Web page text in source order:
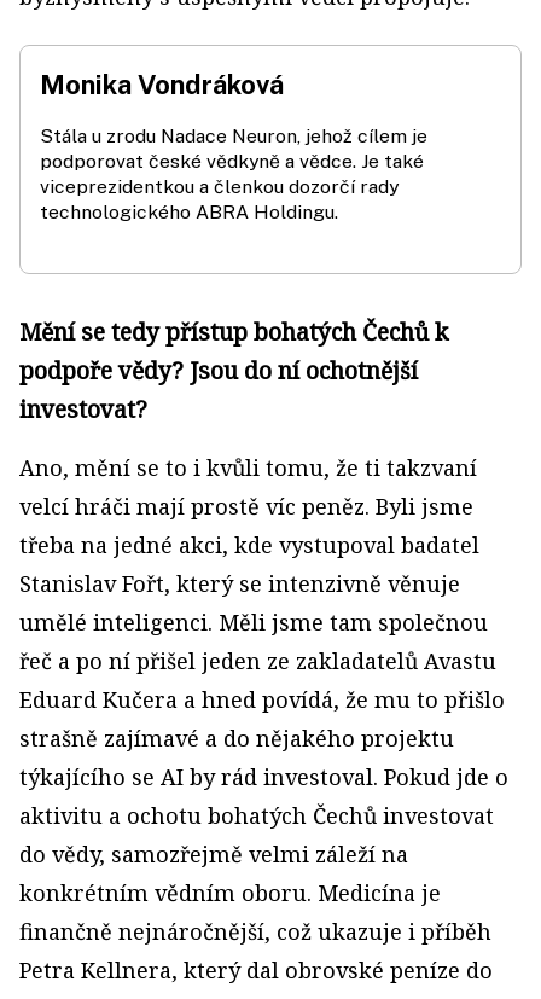
Monika Vondráková
Stála u zrodu Nadace Neuron, jehož cílem je
podporovat české vědkyně a vědce. Je také
viceprezidentkou a členkou dozorčí rady
technologického ABRA Holdingu.
Mění se tedy přístup bohatých Čechů k
podpoře vědy? Jsou do ní ochotnější
investovat?
Ano, mění se to i kvůli tomu, že ti takzvaní
velcí hráči mají prostě víc peněz. Byli jsme
třeba na jedné akci, kde vystupoval badatel
Stanislav Fořt, který se intenzivně věnuje
umělé inteligenci. Měli jsme tam společnou
řeč a po ní přišel jeden ze zakladatelů Avastu
Eduard Kučera a hned povídá, že mu to přišlo
strašně zajímavé a do nějakého projektu
týkajícího se AI by rád investoval. Pokud jde o
aktivitu a ochotu bohatých Čechů investovat
do vědy, samozřejmě velmi záleží na
konkrétním vědním oboru. Medicína je
finančně nejnáročnější, což ukazuje i příběh
Petra Kellnera, který dal obrovské peníze do